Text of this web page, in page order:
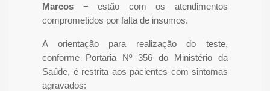
Marcos − estão com os atendimentos
comprometidos por falta de insumos.
A orientação para realização do teste,
conforme Portaria Nº 356 do Ministério da
Saúde, é restrita aos pacientes com sintomas
agravados: